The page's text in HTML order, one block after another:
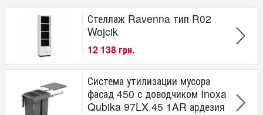
Стеллаж Ravenna тип R02
Wojcik
12 138 грн.
Система утилизации мусора
фасад 450 с доводчиком Inoxa
Qubika 97LX 45 1AR ардезия